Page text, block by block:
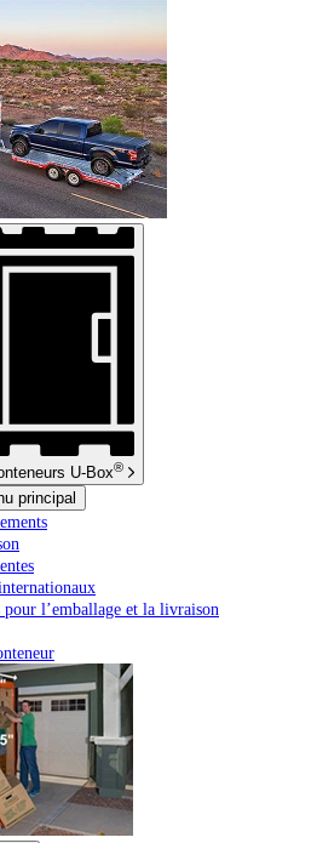
U-Box®
principal
pour l’emballage et la livraison